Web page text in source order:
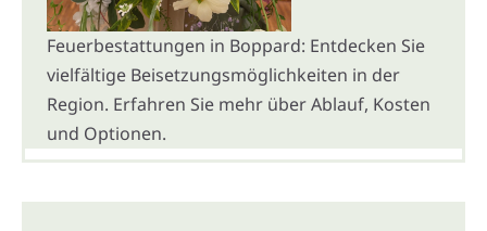
Feuerbestattungen in Boppard: Entdecken Sie
vielfältige Beisetzungsmöglichkeiten in der
Region. Erfahren Sie mehr über Ablauf, Kosten
und Optionen.